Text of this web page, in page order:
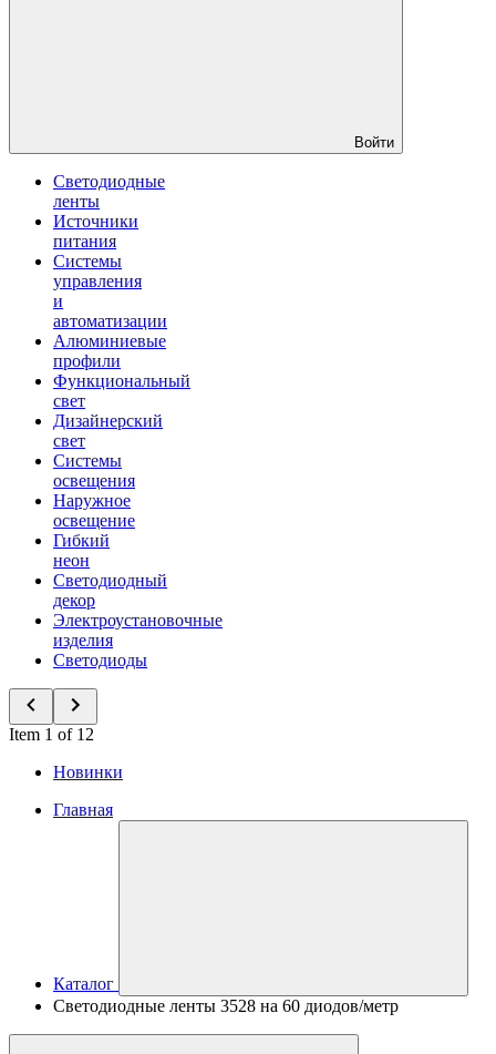
Войти
Светодиодные
ленты
Источники
питания
Системы
управления
и
автоматизации
Алюминиевые
профили
Функциональный
свет
Дизайнерский
свет
Системы
освещения
Наружное
освещение
Гибкий
неон
Светодиодный
декор
Электроустановочные
изделия
Светодиоды
Item 1 of 12
Новинки
Главная
Каталог
Светодиодные ленты 3528 на 60 диодов/метр